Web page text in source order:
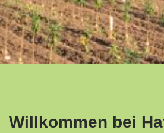
Willkommen bei